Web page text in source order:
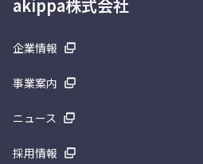
akippa株式会社
企業情報
事業案内
ニュース
採用情報